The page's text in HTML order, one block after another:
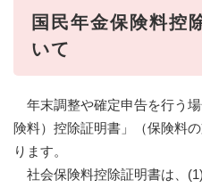
国民年金保険料控
いて
年末調整や確定申告を行う
険料）控除証明書」（保険料
ります。
社会保険料控除証明書は、